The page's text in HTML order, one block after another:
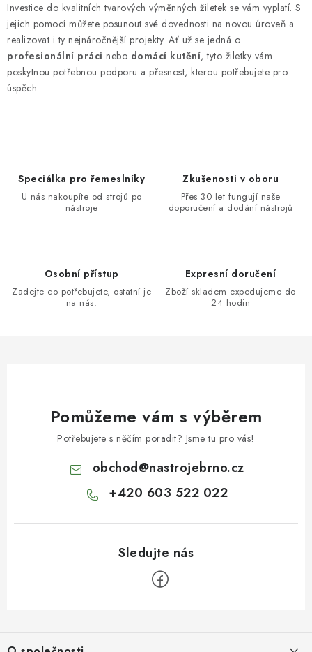
Investice do kvalitních tvarových výměnných žiletek se vám vyplatí. S
jejich pomocí můžete posunout své dovednosti na novou úroveň a
realizovat i ty nejnáročnější projekty. Ať už se jedná o
profesionální práci nebo domácí kutění, tyto žiletky vám
poskytnou potřebnou podporu a přesnost, kterou potřebujete pro
úspěch.
Speciálka pro řemeslníky
U nás nakoupíte od strojů po
nástroje
Zkušenosti v oboru
Přes 30 let fungují naše
doporučení a dodání nástrojů
Osobní přístup
Zadejte co potřebujete, ostatní je
na nás.
Expresní doručení
Zboží skladem expedujeme do
24 hodin
Pomůžeme vám s výběrem
Potřebujete s něčím poradit? Jsme tu pro vás!
obchod@nastrojebrno.cz
+420 603 522 022